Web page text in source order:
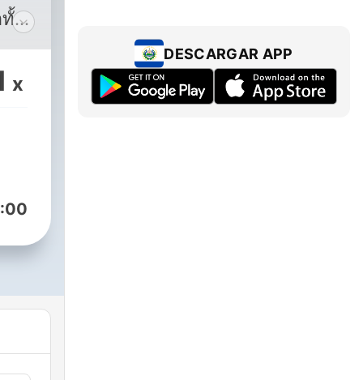
ง
,
x
DESCARGAR APP